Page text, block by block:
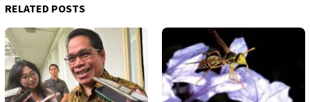
RELATED POSTS